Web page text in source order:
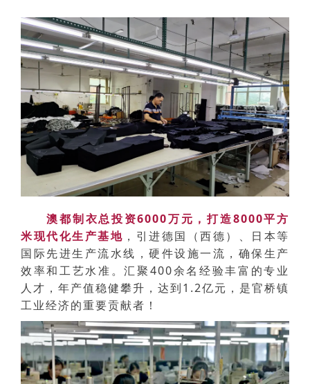
澳都制衣总投资6000万元，打造8000平方
米现代化生产基地 ，引进德国（西德）、日本等
国际先进生产流水线，硬件设施一流，确保生产
效率和工艺水准。汇聚400余名经验丰富的专业
人才，年产值稳健攀升，达到1.2亿元，是官桥镇
工业经济的重要贡献者！